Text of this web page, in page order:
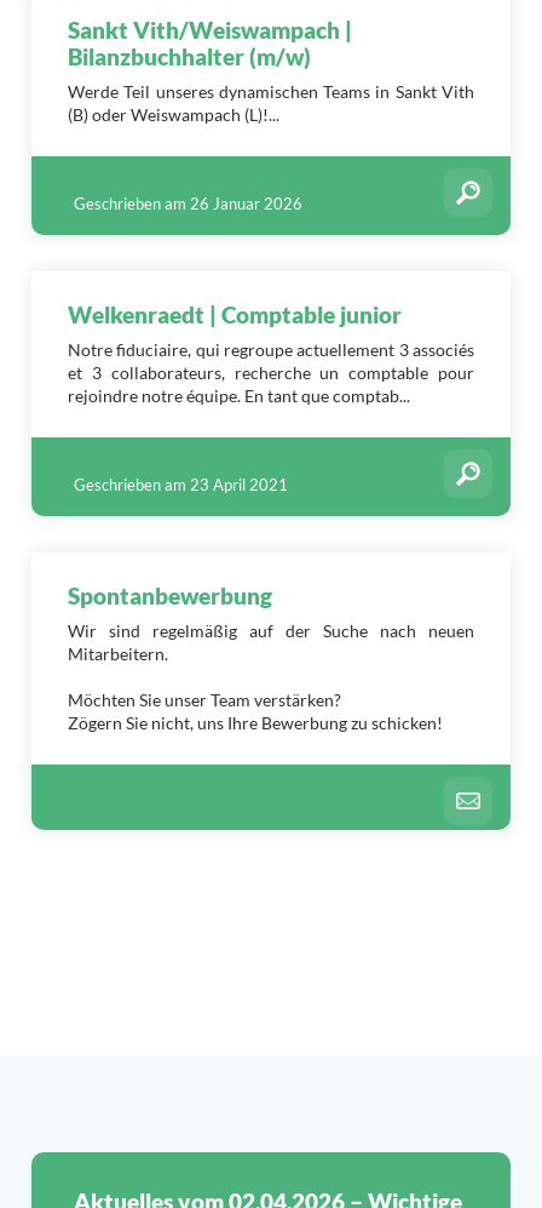
Sankt Vith/Weiswampach |
Bilanzbuchhalter (m/w)
Werde Teil unseres dynamischen Teams in Sankt Vith
(B) oder Weiswampach (L)!...
Geschrieben am 26 Januar 2026
Welkenraedt | Comptable junior
Notre fiduciaire, qui regroupe actuellement 3 associés
et 3 collaborateurs, recherche un comptable pour
rejoindre notre équipe. En tant que comptab...
Geschrieben am 23 April 2021
Spontanbewerbung
Wir sind regelmäßig auf der Suche nach neuen
Mitarbeitern.
Möchten Sie unser Team verstärken?
Zögern Sie nicht, uns Ihre Bewerbung zu schicken!
Aktuelles vom 02.04.2026 – Wichtige